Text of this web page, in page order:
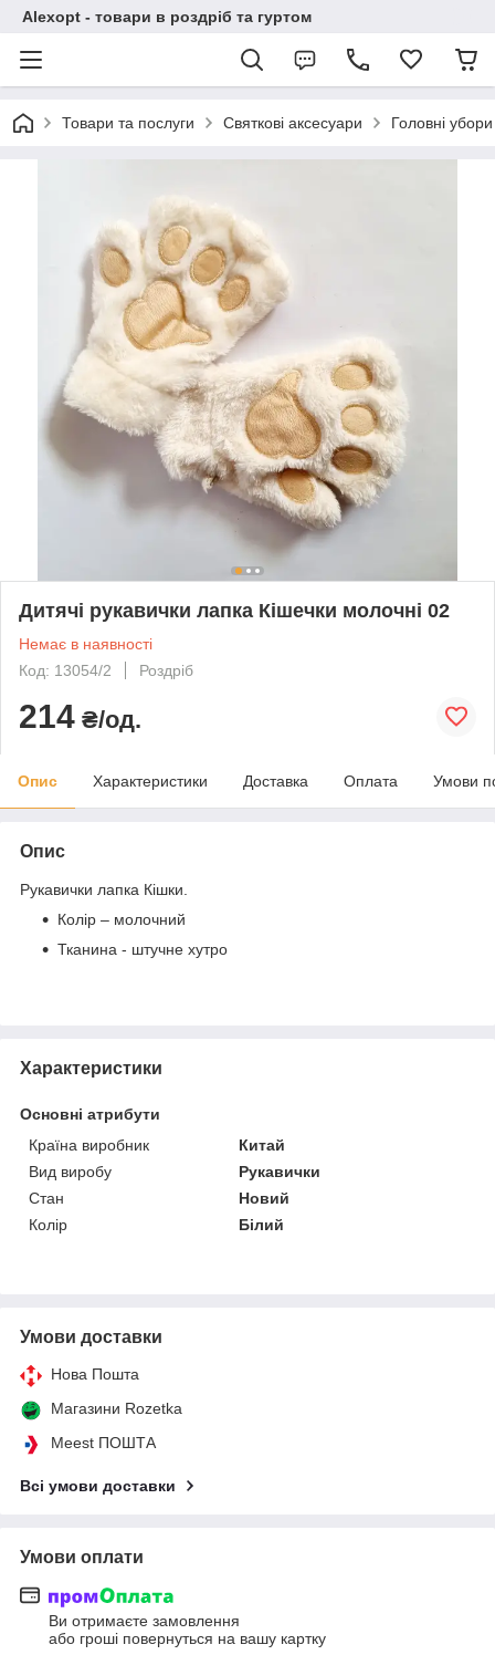
Alexopt - товари в роздріб та гуртом
Товари та послуги Святкові аксесуари Головні убори
Дитячі рукавички лапка Кішечки молочні 02
Немає в наявності
Код: 13054/2
Роздріб
214 ₴/од.
Опис Характеристики Доставка Оплата Умови
Опис
Рукавички лапка Кішки.
Колір – молочний
Тканина - штучне хутро
Характеристики
Основні атрибути
Країна виробник
Китай
Вид виробу
Рукавички
Стан
Новий
Колір
Білий
Умови доставки
Нова Пошта
Магазини Rozetka
Meest ПОШТА
Всі умови доставки
Умови оплати
Ви отримаєте замовлення
або гроші повернуться на вашу картку